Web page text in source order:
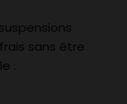
sans être
: